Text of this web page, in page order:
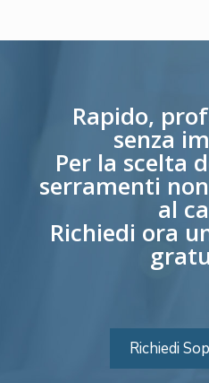
Rapido,
senza
Per la scelta
serramenti
al
Richiedi ora
Richiedi